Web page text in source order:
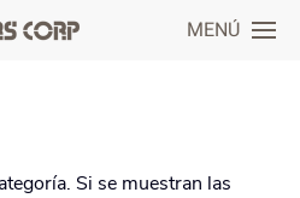
MENÚ
Si se muestran las